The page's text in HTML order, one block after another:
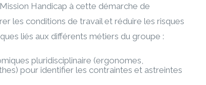
Handicap à cette démarche de
les conditions de travail et réduire les risques
liés aux différents métiers du groupe :
pluridisciplinaire (ergonomes,
pour identifier les contraintes et astreintes